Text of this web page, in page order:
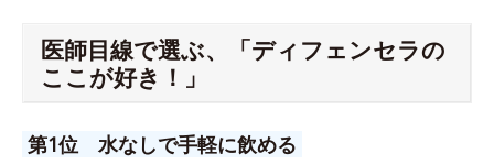
医師目線で選ぶ、「ディフェンセラの
ここが好き！」
第1位 水なしで手軽に飲める